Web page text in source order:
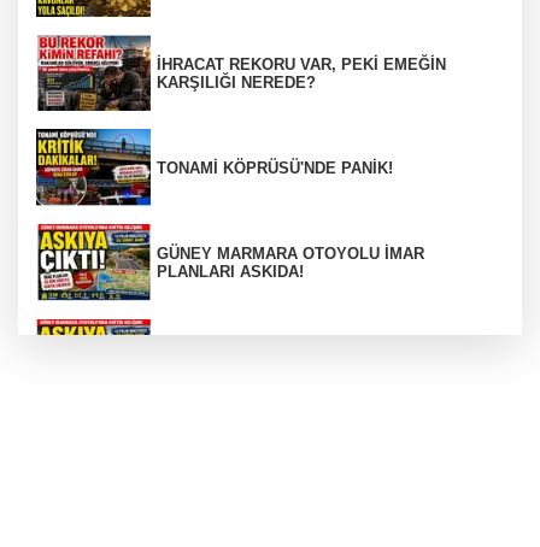
İHRACAT REKORU VAR, PEKİ EMEĞİN
KARŞILIĞI NEREDE?
TONAMİ KÖPRÜSÜ'NDE PANİK!
GÜNEY MARMARA OTOYOLU İMAR
PLANLARI ASKIDA!